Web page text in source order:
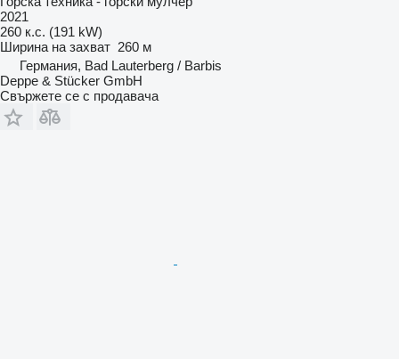
2021
260 к.с. (191 kW)
Ширина на захват 260 м
Германия, Bad Lauterberg / Barbis
Deppe & Stücker GmbH
Свържете се с продавача